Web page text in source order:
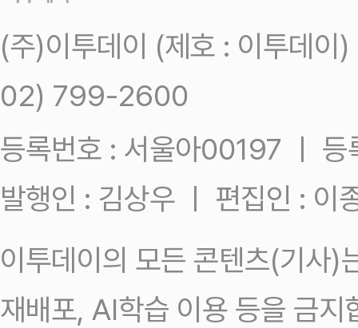
(주)이투데이 (제호 : 이투데
02) 799-2600
등록번호 : 서울아00197 ㅣ
발행인 : 김상우 ㅣ 편집인 : 이
이투데이의 모든 콘텐츠(기사)
재배포, AI학습 이용 등을 금지